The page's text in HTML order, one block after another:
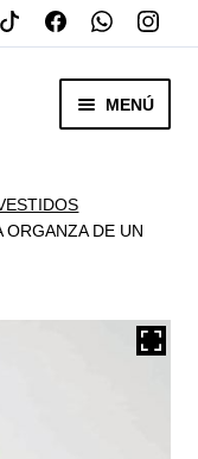
MENÚ
ORGANZA DE UN